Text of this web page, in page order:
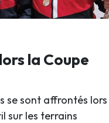
la Coupe
se sont affrontés
sur les terrains